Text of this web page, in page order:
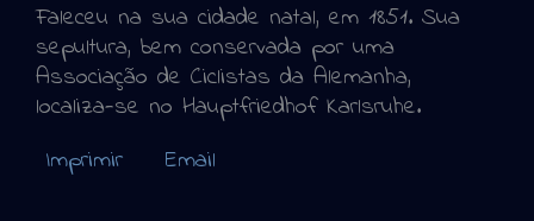
Faleceu na sua cidade natal, em 1851. Sua
sepultura, bem conservada por uma
Associação de Ciclistas da Alemanha,
localiza-se no Hauptfriedhof Karlsruhe.
Imprimir
Email